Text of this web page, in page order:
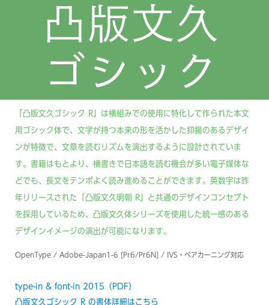
「凸版文久ゴシック R」は横組みでの使用に特化して作られた本文
用ゴシック体で、文字が持つ本来の形を活かした抑揚のあるデザイ
ンが特徴で、文章を読むリズムを演出するように設計されていま
す。書籍はもとより、横書きで日本語を読む機会が多い電子媒体な
どでも、長文をテンポよく読み進めることができます。英数字は昨
年リリースされた「凸版文久明朝 R」と共通のデザインコンセプト
を採用しているため、凸版文久体シリーズを使用した統一感のある
デザインイメージの演出が可能になります。
OpenType / Adobe-Japan1-6 [Pr6/Pr6N] / IVS・ペアカーニング対応
type-in & font-in 2015（PDF）
凸版文久ゴシック R の書体詳細はこちら